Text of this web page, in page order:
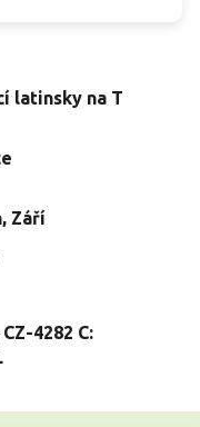
latinsky na T
, Září
4282 C: